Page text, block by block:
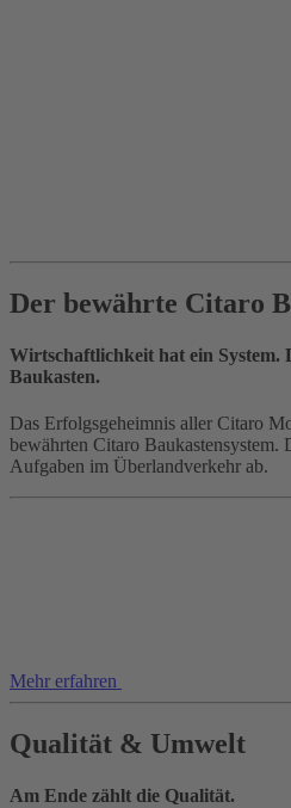
Der bewährte Citaro
Wirtschaftlichkeit hat ein System.
Baukasten.
Das Erfolgsgeheimnis aller Citaro
bewährten Citaro Baukastensystem.
Aufgaben im Überlandverkehr ab.
Mehr erfahren
Qualität & Umwelt
Am Ende zählt die Qualität.